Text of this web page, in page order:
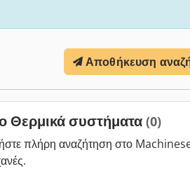
Αποθήκευση
Θερμικά συστήματα (0)
πλήρη αναζήτηση στο